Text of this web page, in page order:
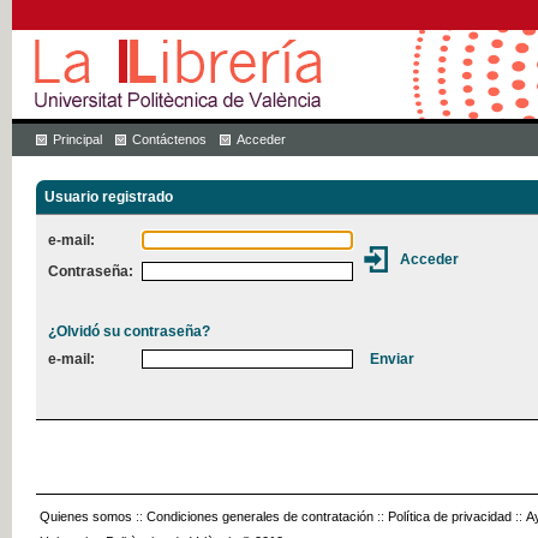
Principal Contáctenos Acceder
Usuario registrado
e-mail:
Contraseña:
¿Olvidó su contraseña?
e-mail:
Quienes somos :: Condiciones generales de contratación :: Política de privacidad ::